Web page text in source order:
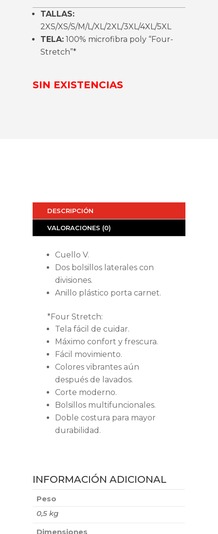
TALLAS:
2XS/XS/S/M/L/XL/2XL/3XL/4XL/5XL
TELA: 100% microfibra poly “Four-
Stretch”*
SIN EXISTENCIAS
DESCRIPCIÓN
VALORACIONES (0)
Cuello V.
Dos bolsillos laterales con
divisiones.
Anillo plástico porta carnet.
*Four Stretch:
Tela fácil de cuidar.
Máximo confort y frescura.
Fácil movimiento.
Colores vibrantes aún
después de lavados.
Corte moderno.
Bolsillos multifuncionales.
Doble costura para mayor
durabilidad.
INFORMACIÓN ADICIONAL
Peso
0,5 kg
Dimensiones